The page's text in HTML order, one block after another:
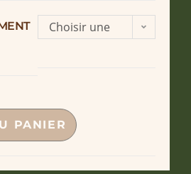
Choisir une
PANIER